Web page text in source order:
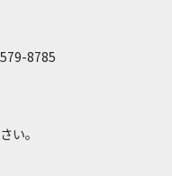
8785
い。